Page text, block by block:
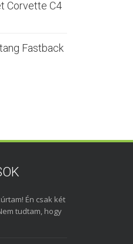
Corvette C4
Fastback
Én csak két
tudtam, hogy